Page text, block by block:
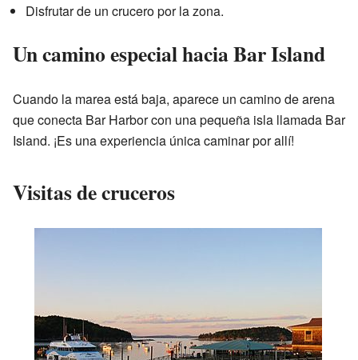
Disfrutar de un crucero por la zona.
Un camino especial hacia Bar Island
Cuando la marea está baja, aparece un camino de arena
que conecta Bar Harbor con una pequeña isla llamada Bar
Island. ¡Es una experiencia única caminar por allí!
Visitas de cruceros